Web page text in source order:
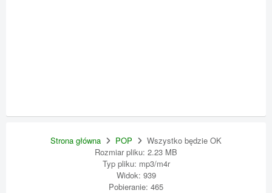
Strona główna POP
Wszystko będzie OK
Rozmiar pliku: 2.23 MB
Typ pliku: mp3/m4r
Widok: 939
Pobieranie: 465